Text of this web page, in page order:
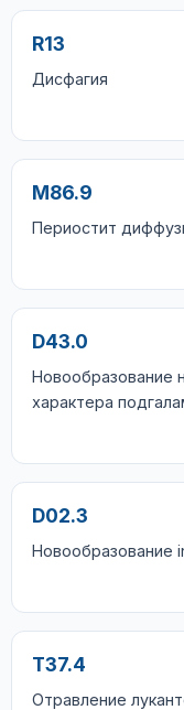
R13
Дисфагия
M86.9
Периостит
D43.0
Новообразование
характера
D02.3
Новообразование
T37.4
Отравление